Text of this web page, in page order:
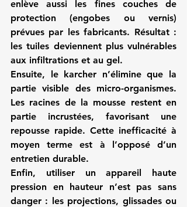
enlève aussi les fines couches de
protection (engobes ou vernis)
prévues par les fabricants. Résultat :
les tuiles deviennent plus vulnérables
aux infiltrations et au gel.
Ensuite, le karcher n’élimine que la
partie visible des micro-organismes.
Les racines de la mousse restent en
partie incrustées, favorisant une
repousse rapide. Cette inefficacité à
moyen terme est à l’opposé d’un
entretien durable.
Enfin, utiliser un appareil haute
pression en hauteur n’est pas sans
danger : les projections, glissades ou